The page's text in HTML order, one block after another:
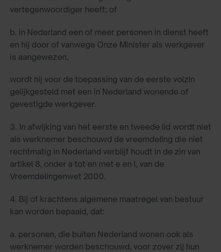
vertegenwoordiger heeft; of
b. in Nederland een of meer personen in dienst heeft
en hij door of vanwege Onze Minister als werkgever
is aangewezen,
wordt hij voor de toepassing van de eerste volzin
gelijkgesteld met een in Nederland wonende of
gevestigde werkgever.
3. In afwijking van het eerste en tweede lid wordt niet
als werknemer beschouwd de vreemdeling die niet
rechtmatig in Nederland verblijf houdt in de zin van
artikel 8, onder a tot en met e en l, van de
Vreemdelingenwet 2000.
4. Bij of krachtens algemene maatregel van bestuur
kan worden bepaald, dat:
a. personen, die buiten Nederland wonen ook als
werknemer worden beschouwd, voor zover zij hun